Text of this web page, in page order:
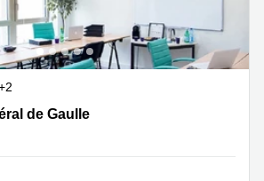
De Gaulle, Val-de-Marne
de Gaulle